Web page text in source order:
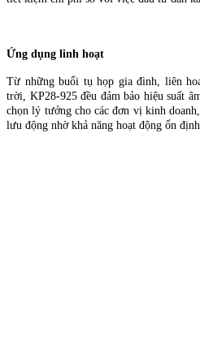
Ứng dụng linh hoạt
Từ những buổi tụ họp gia đình, liên
trời, KP28-925 đều đảm bảo hiệu suất
chọn lý tưởng cho các đơn vị kinh
lưu động nhờ khả năng hoạt động ổn